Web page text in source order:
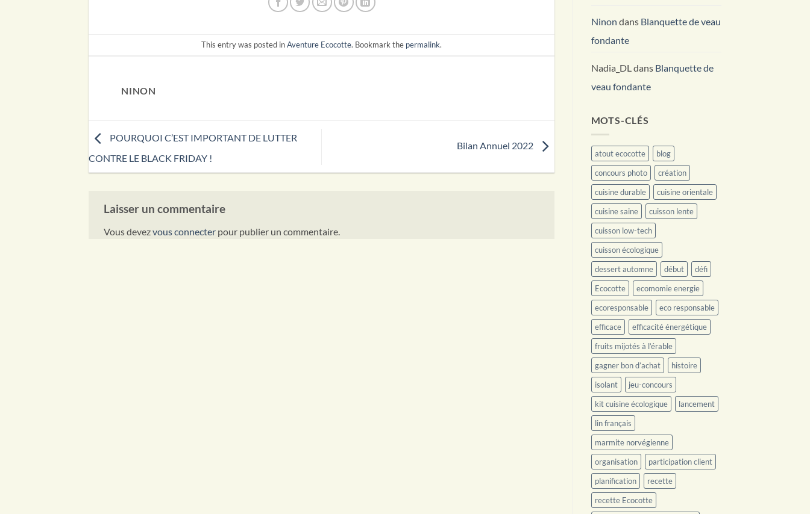
This entry was posted inAventure Ecocotte. Bookmark the permalink.
NINON
POURQUOI C’EST IMPORTANT DE LUTTER
CONTRE LE BLACK FRIDAY !
Bilan Annuel 2022
Laisser un commentaire
Vous devezvous connecter pour publier un commentaire.
Ninon dans Blanquette de veau
fondante
Nadia_DLdans Blanquette de
veau fondante
MOTS-CLÉS
atout ecocotte
blog
concours photo
création
cuisine durable
cuisine orientale
cuisine saine
cuisson lente
cuisson low-tech
cuisson écologique
dessert automne
début
défi
Ecocotte
ecomomie energie
ecoresponsable
eco responsable
efficace
efficacité énergétique
fruits mijotés à l’érable
gagner bon d’achat
histoire
isolant
jeu-concours
kit cuisine écologique
lancement
lin français
marmite norvégienne
organisation
participation client
planification
recette
recette Ecocotte